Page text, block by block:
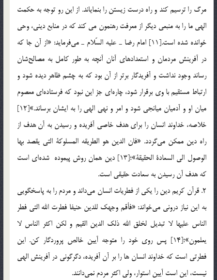
مرگ را ترسيم كند و راه درست زيستن را بنماياند. از اين رو توجه به حكمت
الهي ما را به منبعي ديگر از معرفت رهنمون مي کند كه در منابع ديني، وحي
خوانده شده است.[11] امام رضا ـ عليه السّلام ـ مي‌فرمايد: «از آن جا كه
در آفرينش مردمان و استعدادهاي آنان آنچه به طور كامل به مصالح‌شان
رساند وجود نداشت و آفريدگار برتر از آن بود كه به چشم ظاهر ديده شود و
ارتباط مستقيم با وي برقرار شود، چاره‌اي جز اين نبود كه فرستاده‌اي معصوم
ميان او و آدميان ميانجي شود و امر و نهي الهي را به ايشان برساند.»[12]
خلاصه، خداوند انسان را براي هدف خاصي آفريده و رسيدن به آن هدف از
راه دين ممكن مي‌گردد. «فان الدين هو الطريقه المسلوكة التي يقصد بها
الوصول الي السعادة الحقيقة»؛[13] دين همان روش پيموده شده‌اي است
كه هدف آن رسيدن به سعادت حقيقي است.
2. قرآن كريم دين را يكي از فطريات انسان مي‌داند و مردم را به پاسخگويي
به اين نياز دروني مي‌خواند: «فأقم وجهك للدين حنيفا فطرت الله التي فطر
الناس عليها لا تبديل لخلق الله ذلك الدين القيم و لكن اكثر الناس لا
يعلمون»؛[14] پس روي خود را متوجه آيين خالص پروردگار كن. اين
فطرتي است كه خداوند انسان ها را بر آن آفريده، دگرگوني در آفرينش الهي
نيست، اين است آيين استوار، ولي اكثر مردم نمي‌دانند.